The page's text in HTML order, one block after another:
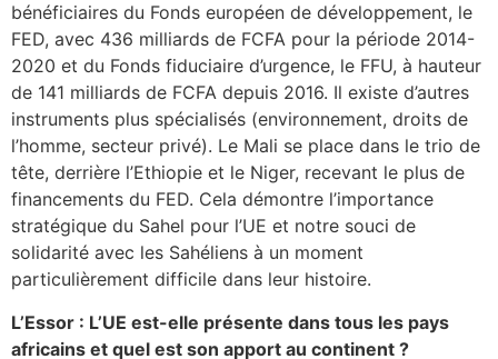
bénéficiaires du Fonds européen de développement, le
FED, avec 436 milliards de FCFA pour la période 2014-
2020 et du Fonds fiduciaire d’urgence, le FFU, à hauteur
de 141 milliards de FCFA depuis 2016. Il existe d’autres
instruments plus spécialisés (environnement, droits de
l’homme, secteur privé). Le Mali se place dans le trio de
tête, derrière l’Ethiopie et le Niger, recevant le plus de
financements du FED. Cela démontre l’importance
stratégique du Sahel pour l’UE et notre souci de
solidarité avec les Sahéliens à un moment
particulièrement difficile dans leur histoire.
L’Essor : L’UE est-elle présente dans tous les pays
africains et quel est son apport au continent ?